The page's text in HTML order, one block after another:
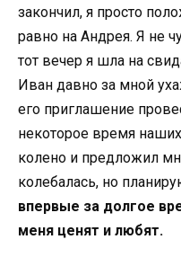
закончил, я просто
равно на Андрея. Я не
тот вечер я шла на
Иван давно за мной
его приглашение
некоторое время
колено и предложил
колебалась, но
впервые за долгое
меня ценят и любят.